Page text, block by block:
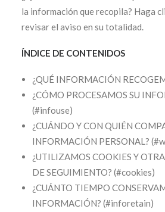
la información que recopila? Haga
revisar el aviso en su totalidad.
ÍNDICE DE CONTENIDOS
¿QUÉ INFORMACIÓN
¿CÓMO PROCESAMOS SU
(#infouse)
¿CUÁNDO Y CON QUIÉN
INFORMACIÓN PERSONAL?
¿UTILIZAMOS COOKIES Y
DE SEGUIMIENTO? (#cookies)
¿CUÁNTO TIEMPO
INFORMACIÓN? (#inforetain)